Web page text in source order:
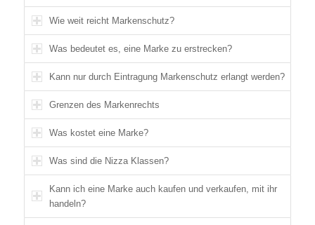
Wie weit reicht Markenschutz?
Was bedeutet es, eine Marke zu erstrecken?
Kann nur durch Eintragung Markenschutz erlangt werden?
Grenzen des Markenrechts
Was kostet eine Marke?
Was sind die Nizza Klassen?
Kann ich eine Marke auch kaufen und verkaufen, mit ihr
handeln?